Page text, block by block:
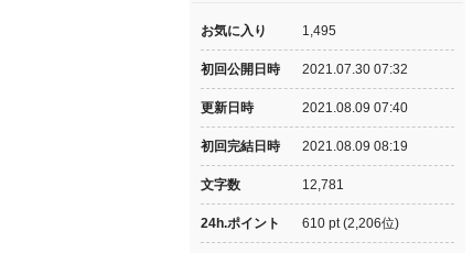
お気に入り 1,495
初回公開日時 2021.07.30 07:32
更新日時 2021.08.09 07:40
初回完結日時 2021.08.09 08:19
文字数 12,781
24h.ポイント 610 pt (2,206位)